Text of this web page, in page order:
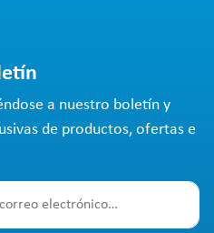
a nuestro boletín y
de productos, ofertas e